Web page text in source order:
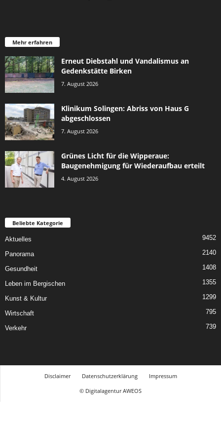
Mehr erfahren
Erneut Diebstahl und Vandalismus an
Gedenkstätte Birken
7. August 2026
Klinikum Solingen: Abriss von Haus G
abgeschlossen
7. August 2026
Grünes Licht für die Wipperaue:
Baugenehmigung für Wiederaufbau erteilt
4. August 2026
Beliebte Kategorie
Aktuelles 9452
Panorama 2140
Gesundheit 1408
Leben im Bergischen 1355
Kunst & Kultur 1299
Wirtschaft 795
Verkehr 739
Disclaimer Datenschutzerklärung
Impressum
© Digitalagentur AWEOS